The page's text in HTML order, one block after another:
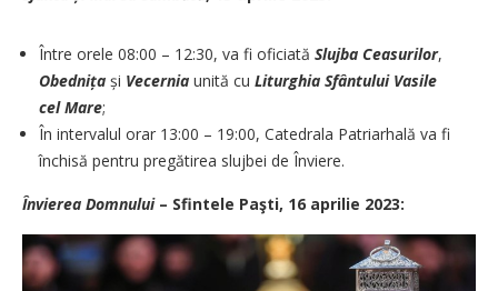
Între orele 08:00 – 12:30, va fi oficiată Slujba Ceasurilor,
Obednița și Vecernia unită cu Liturghia Sfântului Vasile
cel Mare;
În intervalul orar 13:00 – 19:00, Catedrala Patriarhală va fi
închisă pentru pregătirea slujbei de Înviere.
Învierea Domnului– Sfintele Paşti, 16 aprilie 2023: